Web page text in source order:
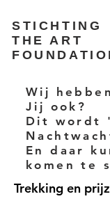
STICHTING
THE ART
Wij
Jij ook?
Dit wordt
En daar
komen te
Trekking en